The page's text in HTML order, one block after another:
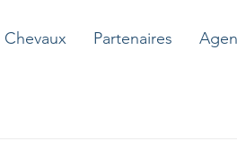
Chevaux Partenaires